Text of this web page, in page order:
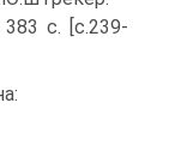
с. [с.239-